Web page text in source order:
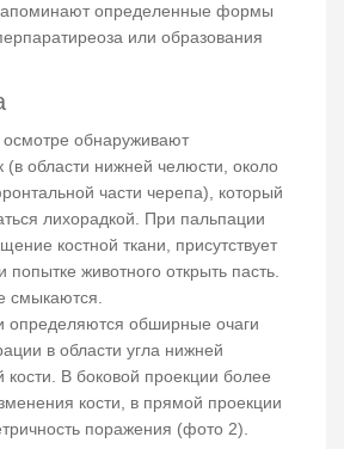
определенные формы
или образования
обнаруживают
(в области нижней челюсти, около
части черепа), который
лихорадкой. При пальпации
костной ткани, присутствует
попытке животного открыть пасть.
смыкаются.
определяются обширные очаги
в области угла нижней
кости. В боковой проекции более
кости, в прямой проекции
поражения (фото 2).